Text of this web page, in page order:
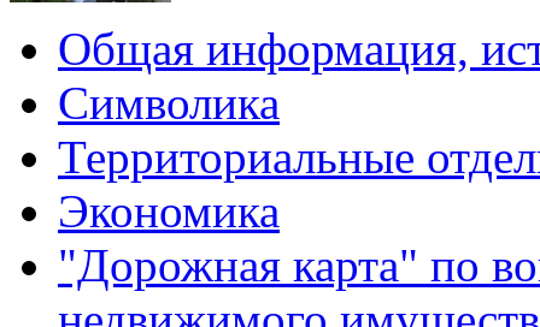
Общая информация,
Символика
Территориальные
Экономика
"Дорожная карта" по